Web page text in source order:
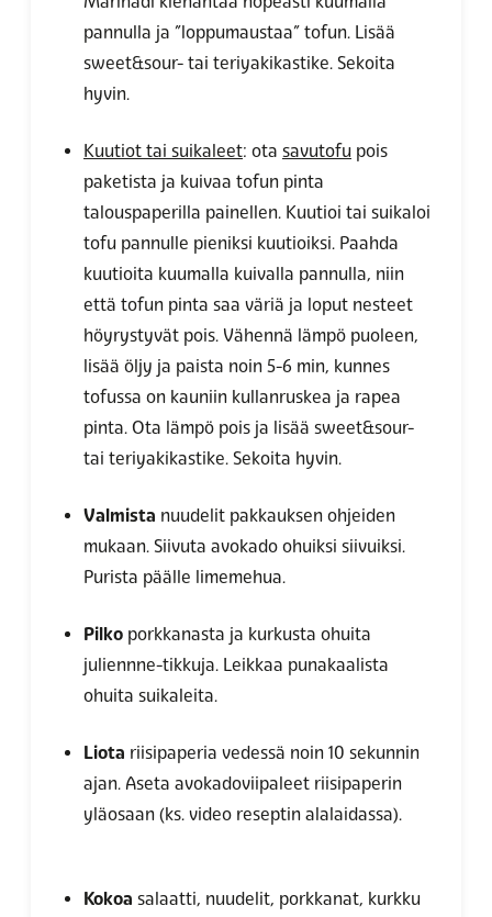
pannulla ja ”loppumaustaa” tofun. Lisää
sweet&sour- tai teriyakikastike. Sekoita
hyvin.
Kuutiot tai suikaleet: ota savutofu pois
paketista ja kuivaa tofun pinta
talouspaperilla painellen. Kuutioi tai suikaloi
tofu pannulle pieniksi kuutioiksi. Paahda
kuutioita kuumalla kuivalla pannulla, niin
että tofun pinta saa väriä ja loput nesteet
höyrystyvät pois. Vähennä lämpö puoleen,
lisää öljy ja paista noin 5-6 min, kunnes
tofussa on kauniin kullanruskea ja rapea
pinta. Ota lämpö pois ja lisää sweet&sour-
tai teriyakikastike. Sekoita hyvin.
Valmista nuudelit pakkauksen ohjeiden
mukaan. Siivuta avokado ohuiksi siivuiksi.
Purista päälle limemehua.
Pilko porkkanasta ja kurkusta ohuita
juliennne-tikkuja. Leikkaa punakaalista
ohuita suikaleita.
Liota riisipaperia vedessä noin 10 sekunnin
ajan. Aseta avokadoviipaleet riisipaperin
yläosaan (ks. video reseptin alalaidassa).
Kokoa salaatti, nuudelit, porkkanat, kurkku